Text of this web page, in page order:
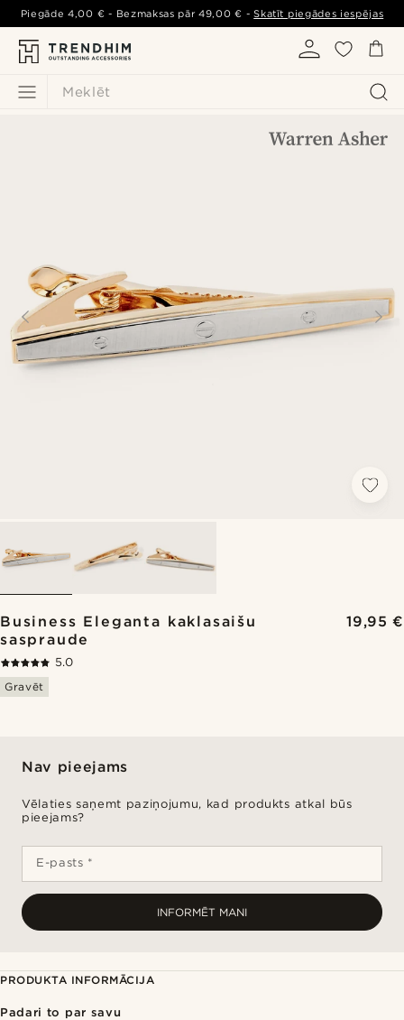
Meklēt
Piegāde4,00 € - Bezmaksas pār49,00 € -Skatīt piegādes iespējas
Business Eleganta kaklasaišu
saspraude
19,95 €
5.0
Gravēt
Nav pieejams
Vēlaties saņemt paziņojumu, kad produkts atkal būs
pieejams?
E-pasts *
INFORMĒT MANI
PRODUKTA INFORMĀCIJA
Padari to par savu